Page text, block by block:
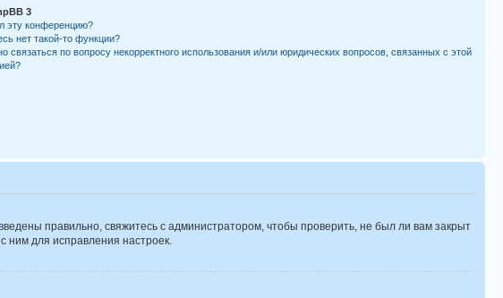
3
эту конференцию?
нет такой-то функции?
связаться по вопросу некорректного использования и/или юридических вопросов, связанных с этой
правильно, свяжитесь с администратором, чтобы проверить, не был ли вам закрыт
ним для исправления настроек.